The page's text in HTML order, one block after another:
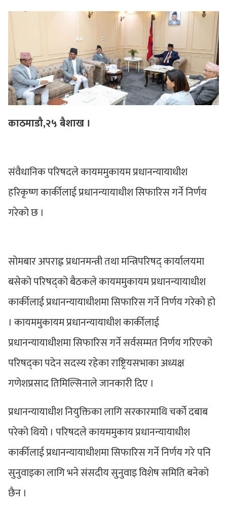
काठमाडौ,२५ बैशाख ।
संवैधानिक परिषदले कायममुकायम प्रधानन्यायाधीश
हरिकृष्ण कार्कीलाई प्रधानन्यायाधीश सिफारिस गर्ने निर्णय
गरेको छ ।
सोमबार अपराह्न प्रधानमन्त्री तथा मन्त्रिपरिषद् कार्यालयमा
बसेको परिषद्को बैठकले कायममुकायम प्रधानन्यायाधीश
कार्कीलाई प्रधानन्यायाधीशमा सिफारिस गर्ने निर्णय गरेको हो
। कायममुकायम प्रधानन्यायाधीश कार्कीलाई
प्रधानन्यायाधीशमा सिफारिस गर्ने सर्वसम्मत निर्णय गरिएको
परिषद्का पदेन सदस्य रहेका राष्ट्रियसभाका अध्यक्ष
गणेशप्रसाद तिमिल्सिनाले जानकारी दिए ।
प्रधानन्यायाधीश नियुक्तिका लागि सरकारमाथि चर्को दबाब
परेको थियो । परिषदले कायममुकाय प्रधानन्यायाधीश
कार्कीलाई प्रधानन्यायाधीशमा सिफारिस गर्ने निर्णय गरे पनि
सुनुवाइका लागि भने संसदीय सुनुवाइ विशेष समिति बनेको
छैन ।